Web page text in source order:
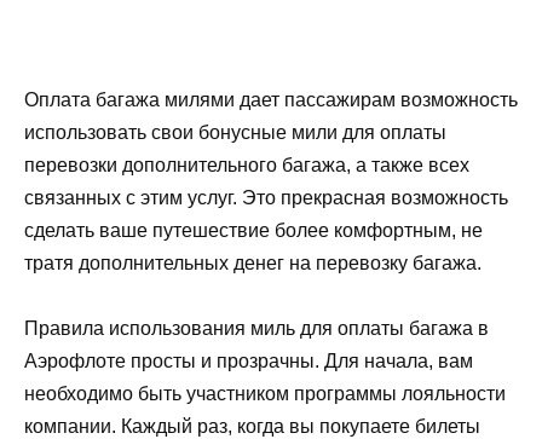
Оплата багажа милями дает пассажирам возможность
использовать свои бонусные мили для оплаты
перевозки дополнительного багажа, а также всех
связанных с этим услуг. Это прекрасная возможность
сделать ваше путешествие более комфортным, не
тратя дополнительных денег на перевозку багажа.
Правила использования миль для оплаты багажа в
Аэрофлоте просты и прозрачны. Для начала, вам
необходимо быть участником программы лояльности
компании. Каждый раз, когда вы покупаете билеты